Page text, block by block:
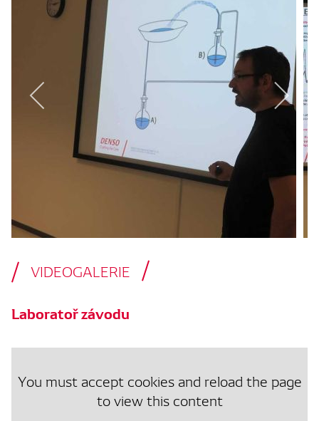
VIDEOGALERIE
Laboratoř závodu
You must accept cookies and reload the page
to view this content